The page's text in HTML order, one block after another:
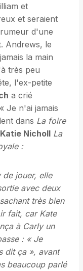
et
et seraient
d'une
Andrews, le
la main
très peu
l'ex-petite
a crié
Je n'ai jamais
dans La foire
Katie Nicholl La
:
de jouer, elle
avec deux
très bien
fait, car Kate
à Carly un
: « Je
dit ça », avant
beaucoup parlé